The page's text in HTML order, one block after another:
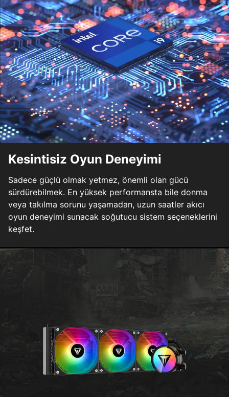
Kesintisiz Oyun Deneyimi
Sadece güçlü olmak yetmez, önemli olan gücü
sürdürebilmek. En yüksek performansta bile donma
veya takılma sorunu yaşamadan, uzun saatler akıcı
oyun deneyimi sunacak soğutucu sistem seçeneklerini
keşfet.